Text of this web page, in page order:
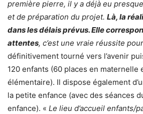
première pierre, il y a déjà eu
et de préparation du projet. Là, la
dans les délais prévus. Elle
attentes, c’est une vraie réussite
définitivement tourné vers l’avenir
120 enfants (60 places en maternelle
élémentaire). Il dispose également
la petite enfance (avec des séances
enfance). « Le lieu d’accueil enfants/